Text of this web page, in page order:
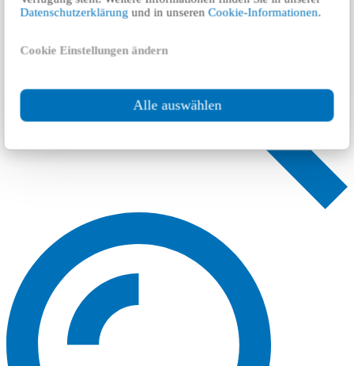
Datenschutzerklärung und in unserenCookie-Informationen.
Cookie Einstellungen ändern
Alle auswählen